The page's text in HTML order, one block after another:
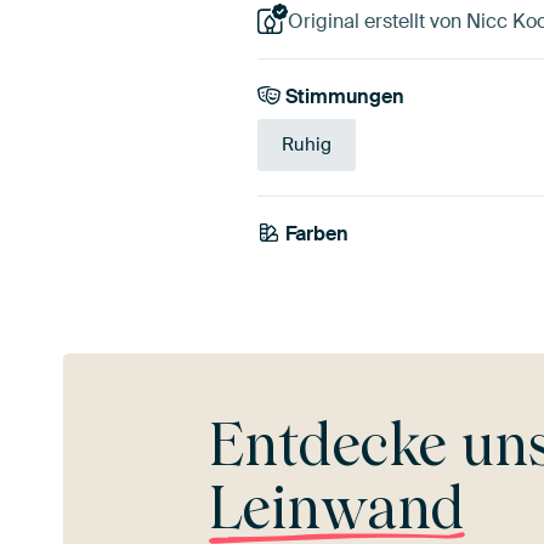
Original erstellt von Nicc
Stimmungen
Ruhig
Farben
Blau
Entdecke
Leinwand